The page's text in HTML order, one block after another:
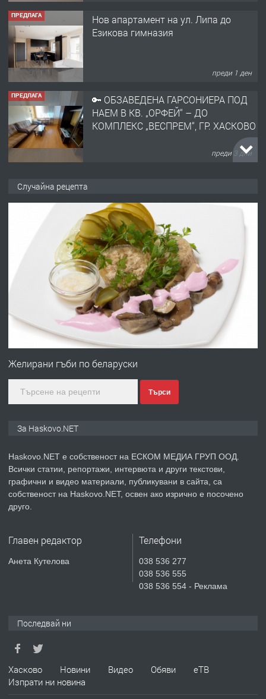
ПРЕДЛАГА
Нов апартамент на ул. Липа до
Езикова гимназия
преди 1 ден
ПРЕДЛАГА
🔑 ОБЗАВЕДЕНА ГАРСОНИЕРА ПОД
НАЕМ В КВ. „ОРФЕЙ“ – ДО
КОМПЛЕКС „ВЕСПРЕМ“, ГР. ХАСКОВО
преди 3 дни
АПАРТАМЕНТ В ЦЕНТЪРА НА ГР.
ХАСКОВО
Давам гараж под наем
преди 4 дни
№4120 Магазин/Офис под наем в кв.
градската градина!
преди 5 дни
ПРЕДЛАГА
Продавам парцел в гр. Хасково кв.
СГЛОБЯВАНЕ НА МЕБЕЛИ.
апартамент под наем в кв.
Случайна рецепта
Желирани гъби по беларуски
Търси
За Haskovo.NET
Haskovo.NET е собственост на ЕСКОМ МЕДИА ГРУП ООД.
Всички статии, репортажи, интервюта и други текстови,
графични и видео материали, публикувани в сайта, са
собственост на Haskovo.NET, освен ако изрично е посочено
друго.
Главен редактор
Анета Кутелова
Телефони
038 536 277
038 536 555
038 536 554 - Реклама
Последвай ни
Хасково Новини Видео Обяви
еТВ
Изпрати ни новина